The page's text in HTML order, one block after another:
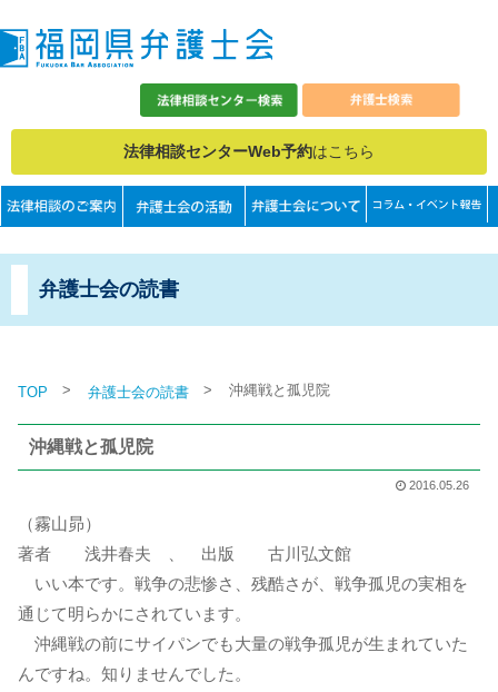
法律相談センターWeb予約はこちら
弁護士会の読書
TOP > 弁護士会の読書 > 沖縄戦と孤児院
沖縄戦と孤児院
2016.05.26
（霧山昴）
著者 浅井春夫 、 出版 古川弘文館
いい本です。戦争の悲惨さ、残酷さが、戦争孤児の実相を
通じて明らかにされています。
沖縄戦の前にサイパンでも大量の戦争孤児が生まれていた
んですね。知りませんでした。